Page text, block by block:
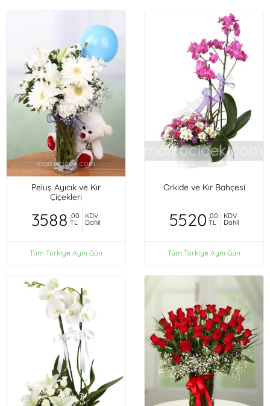
Peluş Ayıcık ve Kır
Çiçekleri
3588 ,00
TL
KDV
Dahil
Tüm Türkiye Aynı Gün
Orkide ve Kır Bahçesi
5520 ,00
TL
KDV
Dahil
Tüm Türkiye Aynı Gün